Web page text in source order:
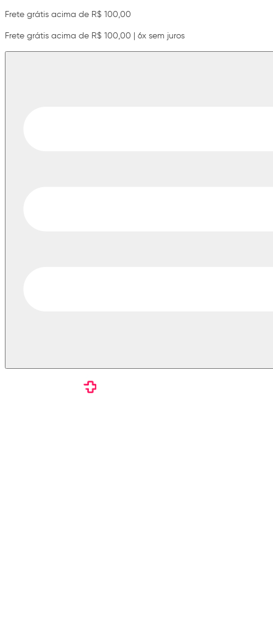
Frete grátis acima de R$ 100,00
Frete grátis acima de R$ 100,00 | 6x sem juros